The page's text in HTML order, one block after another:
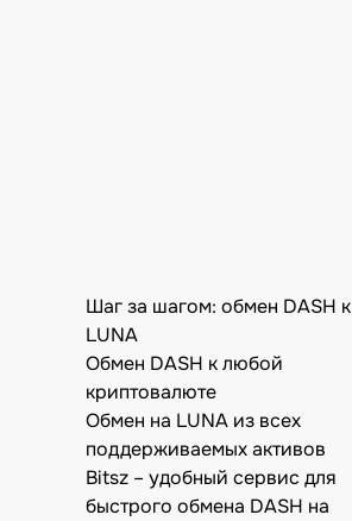
Шаг за шагом: обмен DASH к
LUNA
Обмен DASH к любой
криптовалюте
Обмен на LUNA из всех
поддерживаемых активов
Bitsz – удобный сервис для
быстрого обмена DASH на